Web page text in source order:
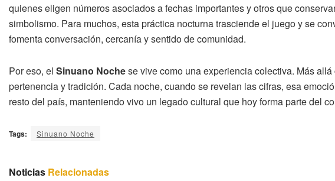
quienes eligen números asociados a fechas importantes y otros que
simbolismo. Para muchos, esta práctica nocturna trasciende el juego y se
fomenta conversación, cercanía y sentido de comunidad.
Por eso, el Sinuano Nochese vive como una experiencia colectiva. Más
pertenencia y tradición. Cada noche, cuando se revelan las cifras, esa
resto del país, manteniendo vivo un legado cultural que hoy forma parte del
Tags: Sinuano Noche
Noticias Relacionadas